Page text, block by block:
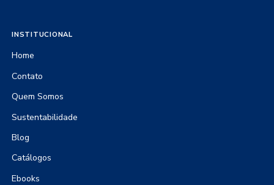
INSTITUCIONAL
Home
Contato
Quem Somos
Sustentabilidade
Blog
Catálogos
Ebooks